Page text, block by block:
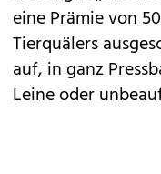
eine Prämie von
Tierquälers
auf, in ganz
Leine oder